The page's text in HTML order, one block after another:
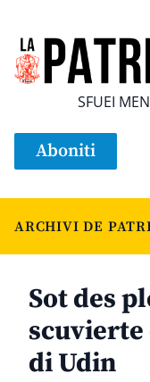
SFUEI
Aboniti
ARCHIVI DE
Sot des
di Udin